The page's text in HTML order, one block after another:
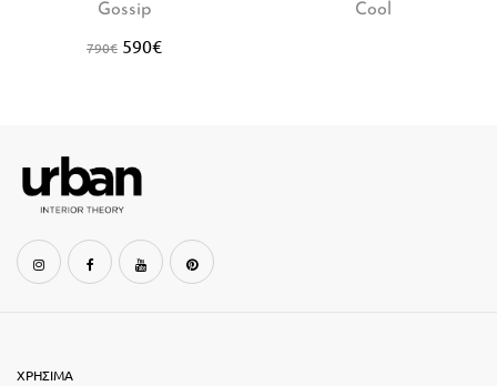
Gossip
790€ 590€
Cool
ΧΡΗΣΙΜΑ